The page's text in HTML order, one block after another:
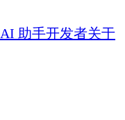
AI 助手开发者关于